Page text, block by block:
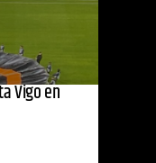
Vigo en